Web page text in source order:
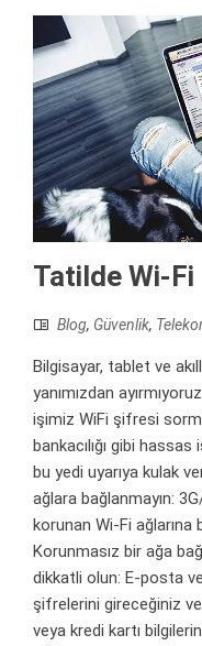
Tatilde Wi-
Blog, Güvenlik,
Bilgisayar, tablet ve
yanımızdan
işimiz WiFi şifresi
bankacılığı gibi
bu yedi uyarıya kulak
ağlara bağlanmayın:
korunan Wi-Fi ağlarına
Korunmasız bir ağa
dikkatli olun: E-posta
şifrelerini gireceğiniz ve
veya kredi kartı